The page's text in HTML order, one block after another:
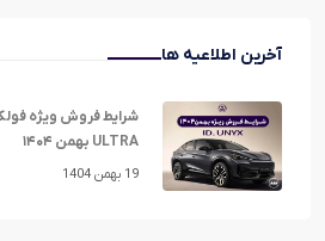
آخرین اطلاعیه ها
ULTRA بهمن ۱۴۰۴
19 بهمن 1404